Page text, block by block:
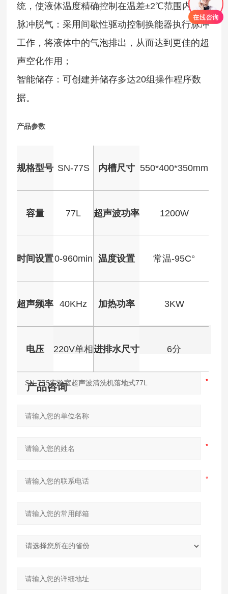
统，使液体温度精确控制在温差±2℃范围内；
脉冲脱气：采用间歇性驱动控制换能器执行脉冲
工作，将液体中的气泡排出，从而达到更佳的超
声空化作用；
智能储存：可创建并储存多达20组操作程序数
据。
产品参数
规格型号 SN-77S 内槽尺寸 550*400*350mm
容量 77L 超声波功率 1200W
时间设置0-960min 温度设置 常温-95C°
超声频率 40KHz 加热功率 3KW
电压 220V单相进排水尺寸 6分
产品咨询